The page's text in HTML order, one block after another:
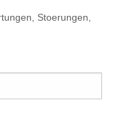
Stoerungen,